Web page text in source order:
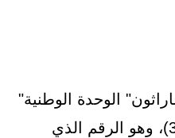
الوحدة الوطنية"
، والذي كان شعاره (3754)، وهو الرقم الذي